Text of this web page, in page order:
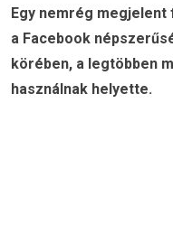
Egy nemrég
a Facebook
körében, a legtöbben
használnak helyette.